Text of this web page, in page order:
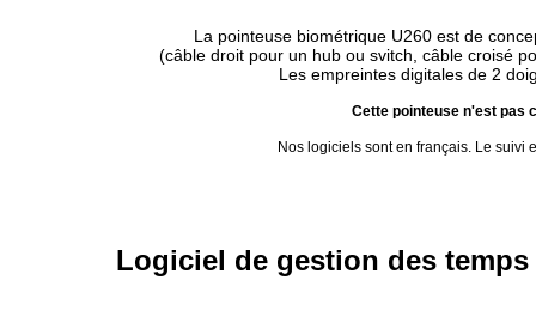
La pointeuse biométrique U260 est de
(câble droit pour un hub ou svitch, câble croisé
Les empreintes digitales de 2
Cette pointeuse n'est pas
Nos logiciels sont en français. Le suivi
Logiciel de gestion des temps